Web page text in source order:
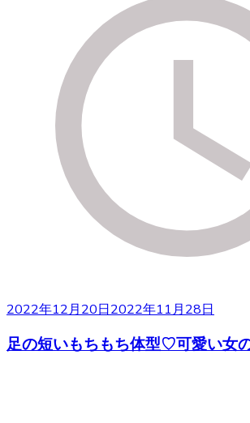
2022年12月20日2022年11月28日
足の短いもちもち体型♡可愛い女